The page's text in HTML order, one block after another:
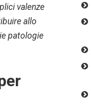
valenze
allo
patologie